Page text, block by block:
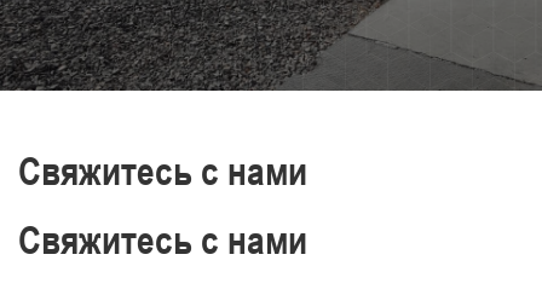
Свяжитесь с нами
Свяжитесь с нами